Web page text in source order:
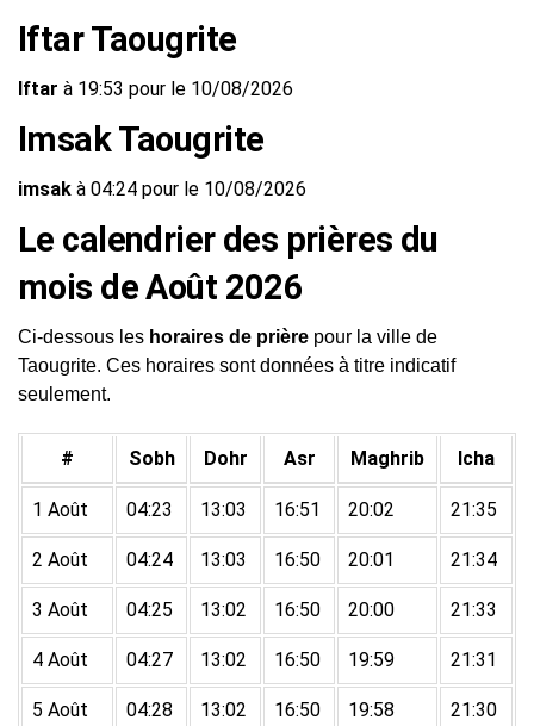
Iftar Taougrite
Iftar à 19:53 pour le 10/08/2026
Imsak Taougrite
imsak à 04:24 pour le 10/08/2026
Le calendrier des prières du
mois de Août 2026
Ci-dessous les horaires de prière pour la ville de
Taougrite. Ces horaires sont données à titre indicatif
seulement.
# Sobh Dohr Asr Maghrib Icha
1 Août 04:23 13:03 16:51 20:02 21:35
2 Août 04:24 13:03 16:50 20:01 21:34
3 Août 04:25 13:02 16:50 20:00 21:33
4 Août 04:27 13:02 16:50 19:59 21:31
5 Août 04:28 13:02 16:50 19:58 21:30